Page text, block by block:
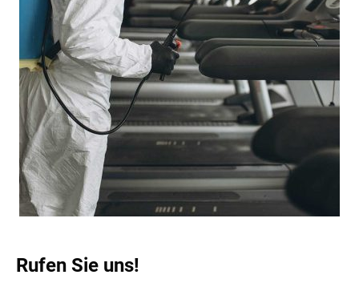
Rufen Sie uns!